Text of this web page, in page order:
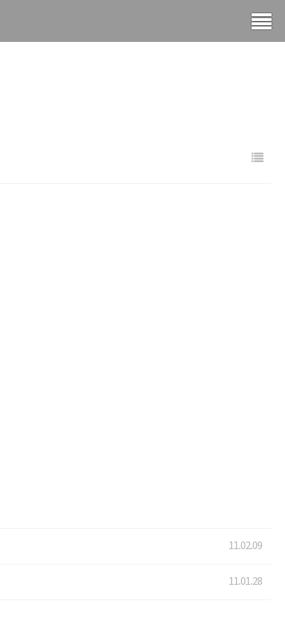
11.02.09
11.01.28